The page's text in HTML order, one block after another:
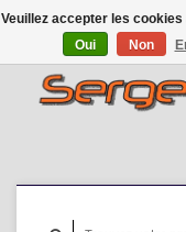
Veuillez accepter les
Oui
Non